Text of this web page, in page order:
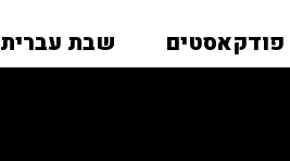
פודקאסטים שבת עברית